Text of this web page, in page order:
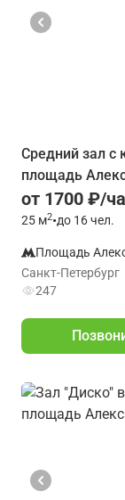
Средний зал с
площадь
от 1700 ₽/
25 м2•до 16 чел.
Площадь
Санкт-Петербург
247